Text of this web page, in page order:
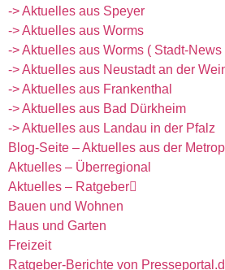
-> Aktuelles aus Speyer
-> Aktuelles aus Worms
-> Aktuelles aus Worms ( Stadt-News
-> Aktuelles aus Neustadt an der
-> Aktuelles aus Frankenthal
-> Aktuelles aus Bad Dürkheim
-> Aktuelles aus Landau in der Pfalz
Blog-Seite – Aktuelles aus der
Aktuelles – Überregional
Aktuelles – Ratgeber
Bauen und Wohnen
Haus und Garten
Freizeit
Ratgeber-Berichte von